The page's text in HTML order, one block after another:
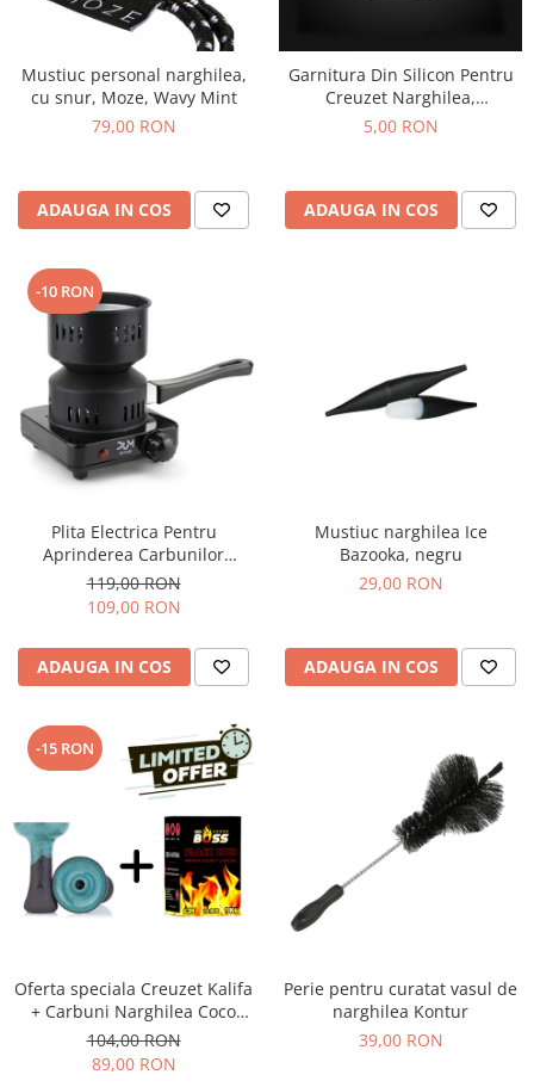
Mustiuc personal narghilea,
cu snur, Moze, Wavy Mint
79,00 RON
ADAUGA IN COS
Garnitura Din Silicon Pentru
Creuzet Narghilea,
transparenta
5,00 RON
ADAUGA IN COS
-10 RON
Plita Electrica Pentru
Aprinderea Carbunilor
Narghilea
119,00 RON
109,00 RON
ADAUGA IN COS
Mustiuc narghilea Ice
Bazooka, negru
29,00 RON
ADAUGA IN COS
-15 RON
Oferta speciala Creuzet Kalifa
+ Carbuni Narghilea Coco
Boss 25
104,00 RON
89,00 RON
Perie pentru curatat vasul de
narghilea Kontur
39,00 RON